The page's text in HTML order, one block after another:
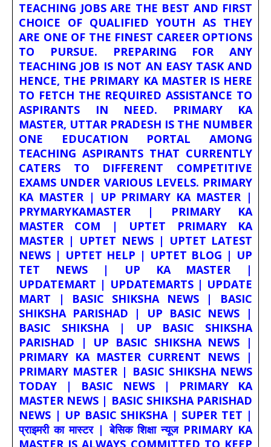
TEACHING JOBS ARE THE BEST AND FIRST
CHOICE OF QUALIFIED YOUTH AS THEY
ARE ONE OF THE FINEST CAREER OPTIONS
TO PURSUE. PREPARING FOR ANY
TEACHING JOB IS NOT AN EASY TASK AND
HENCE, THE PRIMARY KA MASTER IS HERE
TO FETCH THE REQUIRED ASSISTANCE TO
ASPIRANTS IN NEED. PRIMARY KA
MASTER, UTTAR PRADESH IS THE NUMBER
ONE EDUCATION PORTAL AMONG
TEACHING ASPIRANTS THAT CURRENTLY
CATERS TO DIFFERENT COMPETITIVE
EXAMS UNDER VARIOUS LEVELS. PRIMARY
KA MASTER | UP PRIMARY KA MASTER |
PRYMARYKAMASTER | PRIMARY KA
MASTER COM | UPTET PRIMARY KA
MASTER | UPTET NEWS | UPTET LATEST
NEWS | UPTET HELP | UPTET BLOG | UP
TET NEWS | UP KA MASTER |
UPDATEMART | UPDATEMARTS | UPDATE
MART | BASIC SHIKSHA NEWS | BASIC
SHIKSHA PARISHAD | UP BASIC NEWS |
BASIC SHIKSHA | UP BASIC SHIKSHA
PARISHAD | UP BASIC SHIKSHA NEWS |
PRIMARY KA MASTER CURRENT NEWS |
PRIMARY MASTER | BASIC SHIKSHA NEWS
TODAY | BASIC NEWS | PRIMARY KA
MASTER NEWS | BASIC SHIKSHA PARISHAD
NEWS | UP BASIC SHIKSHA | SUPER TET |
प्राइमरी का मास्टर | बेसिक शिक्षा न्यूज PRIMARY KA
MASTER IS ALWAYS COMMITTED TO KEEP